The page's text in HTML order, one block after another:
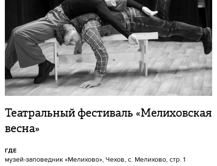
Театральный фестиваль «Мелиховская
весна»
ГДЕ
музей-заповедник «Мелихово», Чехов, с. Мелихово, стр. 1